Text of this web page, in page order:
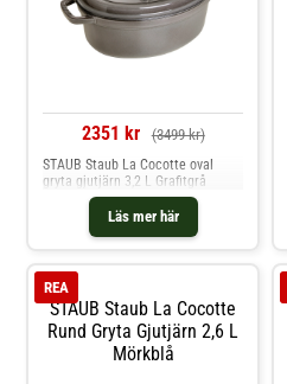
2351 kr (3499 kr)
Läs mer här
STAUB Staub La Cocotte oval
gryta gjutjärn 3,2 L Grafitgrå
STAUB Staub La Cocotte
Rund Gryta Gjutjärn 2,6 L
Mörkblå
REA